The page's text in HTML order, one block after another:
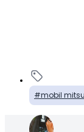
mobil